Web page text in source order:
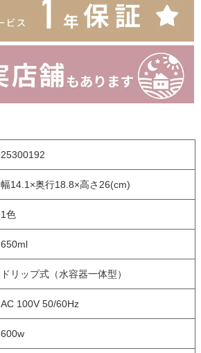
25300192
幅14.1×奥行18.8×高さ26(cm)
1色
650ml
ドリップ式（水容器一体型）
AC 100V 50/60Hz
600w